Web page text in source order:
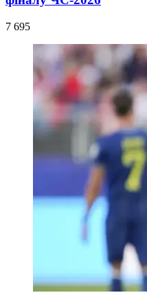
7 695